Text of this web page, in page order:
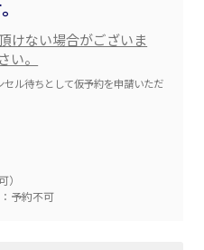
けない場合がございま
い。
ル待ちとして仮予約を申請いただ
予約不可
パーク
ア
神保町エリア